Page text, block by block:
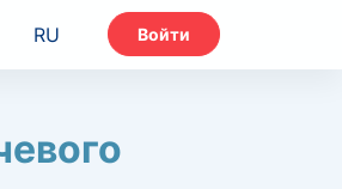
RU Войти